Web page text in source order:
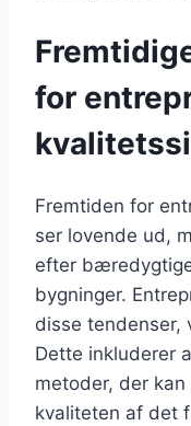
for
Fremtiden for
ser lovende ud,
efter
bygninger.
disse tendenser,
Dette inkluderer
metoder, der
kvaliteten af det